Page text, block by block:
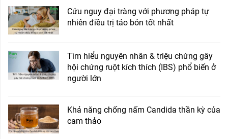
Cứu nguy đại tràng với phương pháp tự
nhiên điều trị táo bón tốt nhất
Tìm hiểu nguyên nhân & triệu chứng gây
hội chứng ruột kích thích (IBS) phổ biến ở
người lớn
Khả năng chống nấm Candida thần kỳ của
cam thảo